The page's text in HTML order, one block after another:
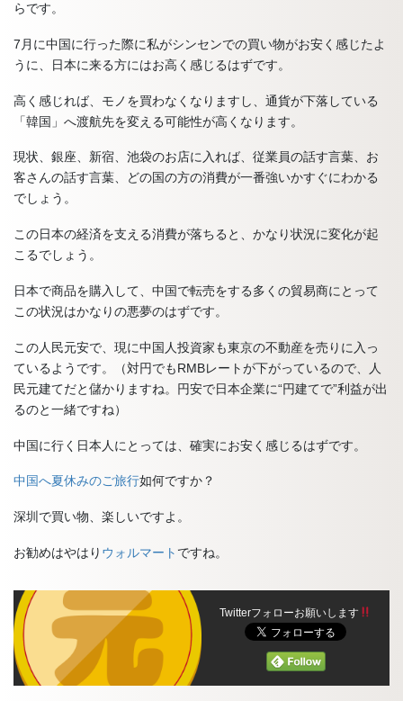
らです。
7月に中国に行った際に私がシンセンでの買い物がお安く感じたよ
うに、日本に来る方にはお高く感じるはずです。
高く感じれば、モノを買わなくなりますし、通貨が下落している
「韓国」へ渡航先を変える可能性が高くなります。
現状、銀座、新宿、池袋のお店に入れば、従業員の話す言葉、お
客さんの話す言葉、どの国の方の消費が一番強いかすぐにわかる
でしょう。
この日本の経済を支える消費が落ちると、かなり状況に変化が起
こるでしょう。
日本で商品を購入して、中国で転売をする多くの貿易商にとって
この状況はかなりの悪夢のはずです。
この人民元安で、現に中国人投資家も東京の不動産を売りに入っ
ているようです。（対円でもRMBレートが下がっているので、人
民元建てだと儲かりますね。円安で日本企業に“円建てで”利益が出
るのと一緒ですね）
中国に行く日本人にとっては、確実にお安く感じるはずです。
中国へ夏休みのご旅行如何ですか？
深圳で買い物、楽しいですよ。
お勧めはやはり ウォルマート ですね。
Twitterフォローお願いします